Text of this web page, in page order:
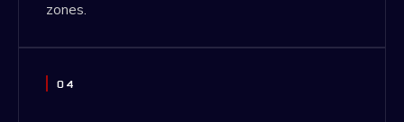
zones.
04